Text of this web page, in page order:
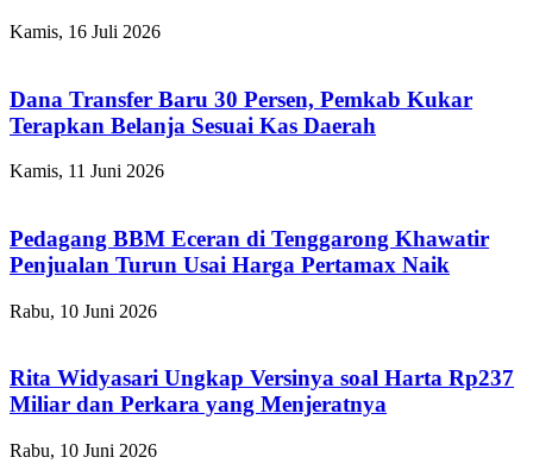
Kamis, 16 Juli 2026
Dana Transfer Baru 30 Persen, Pemkab Kukar
Terapkan Belanja Sesuai Kas Daerah
Kamis, 11 Juni 2026
Pedagang BBM Eceran di Tenggarong Khawatir
Penjualan Turun Usai Harga Pertamax Naik
Rabu, 10 Juni 2026
Rita Widyasari Ungkap Versinya soal Harta Rp237
Miliar dan Perkara yang Menjeratnya
Rabu, 10 Juni 2026